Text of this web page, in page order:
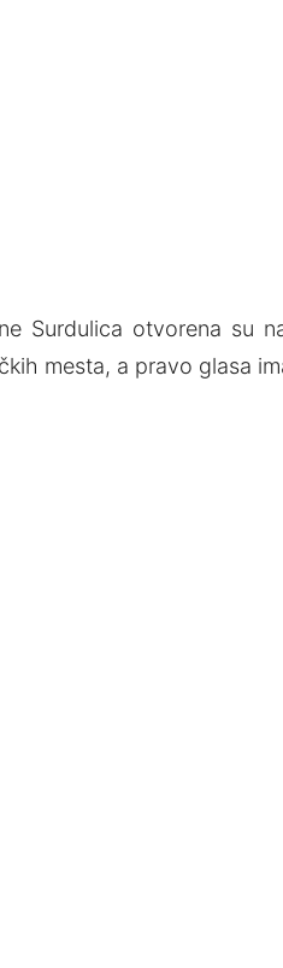
Surdulica otvorena su
mesta, a pravo glasa